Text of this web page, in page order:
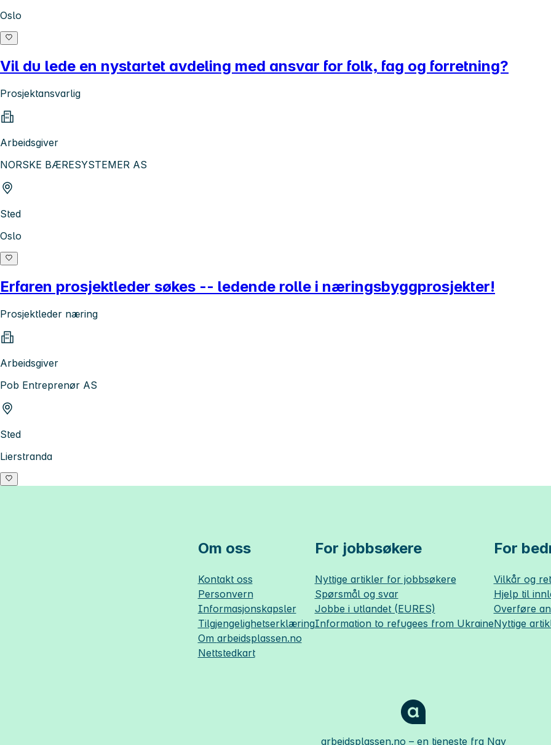
Oslo
Vil du lede en nystartet avdeling med ansvar for folk, fag og forretning?
Prosjektansvarlig
Arbeidsgiver
NORSKE BÆRESYSTEMER AS
Sted
Oslo
Erfaren prosjektleder søkes -- ledende rolle i næringsbyggprosjekter!
Prosjektleder næring
Arbeidsgiver
Pob Entreprenør AS
Sted
Lierstranda
Om oss
Kontakt oss
Personvern
Informasjonskapsler
Tilgjengelighetserklæring
Om arbeidsplassen.no
Nettstedkart
For jobbsøkere
Nyttige artikler for jobbsøkere
Spørsmål og svar
Jobbe i utlandet (EURES)
Information to refugees from Ukraine
For
Vilkår og
Hjelp til
Overføre
Nyttige
arbeidsplassen.no – en tjeneste fra Nav